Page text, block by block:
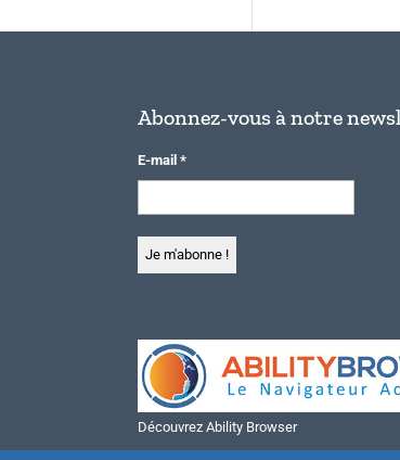
Abonnez-vous à notre
E-mail *
Découvrez Ability Browser